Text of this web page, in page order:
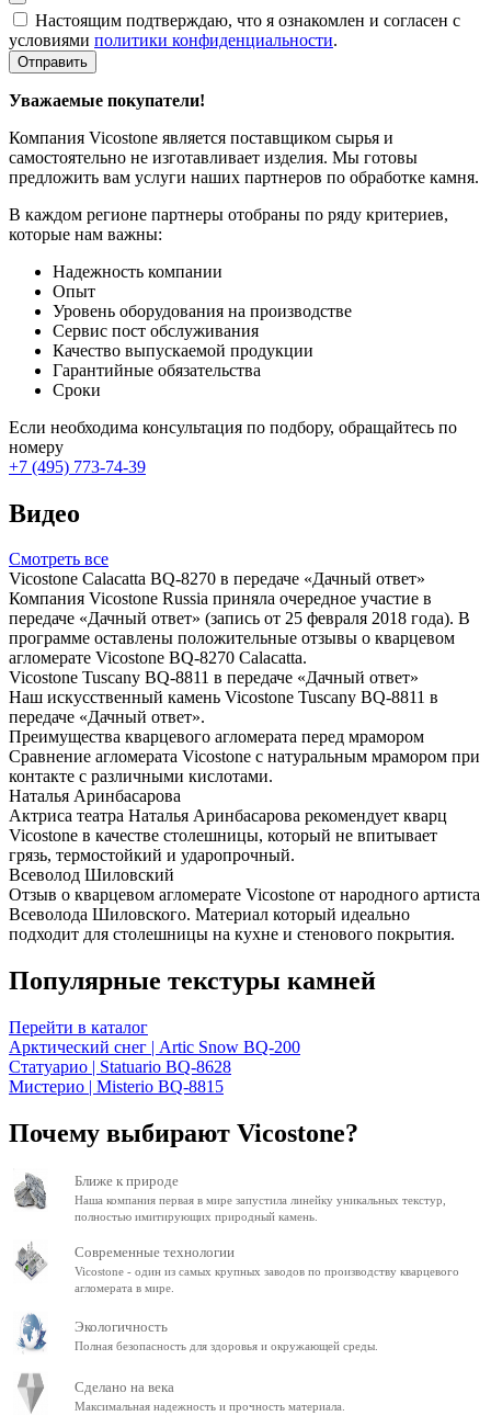
Настоящим подтверждаю, что я ознакомлен и согласен с
условиями политики конфиденциальности.
Отправить
Уважаемые покупатели!
Компания Vicostone является поставщиком сырья и
самостоятельно не изготавливает изделия. Мы готовы
предложить вам услуги наших партнеров по обработке камня.
В каждом регионе партнеры отобраны по ряду критериев,
которые нам важны:
Надежность компании
Опыт
Уровень оборудования на производстве
Сервис пост обслуживания
Качество выпускаемой продукции
Гарантийные обязательства
Сроки
Если необходима консультация по подбору, обращайтесь по
номеру
+7 (495) 773-74-39
Видео
Смотреть все
Vicostone Calacatta BQ-8270 в передаче «Дачный ответ»
Компания Vicostone Russia приняла очередное участие в
передаче «Дачный ответ» (запись от 25 февраля 2018 года). В
программе оставлены положительные отзывы о кварцевом
агломерате Vicostone BQ-8270 Calacatta.
Vicostone Tuscany BQ-8811 в передаче «Дачный ответ»
Наш искусственный камень Vicostone Tuscany BQ-8811 в
передаче «Дачный ответ».
Преимущества кварцевого агломерата перед мрамором
Сравнение агломерата Vicostone с натуральным мрамором при
контакте с различными кислотами.
Наталья Аринбасарова
Актриса театра Наталья Аринбасарова рекомендует кварц
Vicostone в качестве столешницы, который не впитывает
грязь, термостойкий и ударопрочный.
Всеволод Шиловский
Отзыв о кварцевом агломерате Vicostone от народного артиста
Всеволода Шиловского. Материал который идеально
подходит для столешницы на кухне и стенового покрытия.
Популярные текстуры камней
Перейти в каталог
Арктический снег | Artic Snow BQ-200
Статуарио | Statuario BQ-8628
Мистерио | Misterio BQ-8815
Почему выбирают Vicostone?
Ближе к природе
Наша компания первая в мире запустила линейку уникальных текстур,
полностью имитирующих природный камень.
Современные технологии
Vicostone - один из самых крупных заводов по производству кварцевого
агломерата в мире.
Экологичность
Полная безопасность для здоровья и окружающей среды.
Сделано на века
Максимальная надежность и прочность материала.